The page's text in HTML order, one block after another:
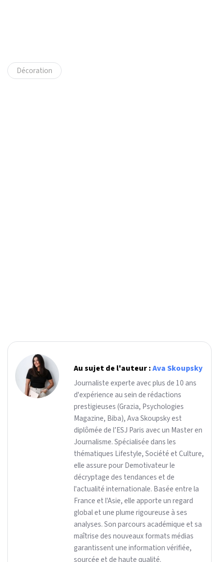
Décoration
Au sujet de l'auteur :Ava Skoupsky
Journaliste experte avec plus de 10 ans
d'expérience au sein de rédactions
prestigieuses (Grazia, Psychologies
Magazine, Biba), Ava Skoupsky est
diplômée de l’ESJ Paris avec un Master en
Journalisme. Spécialisée dans les
thématiques Lifestyle, Société et Culture,
elle assure pour Demotivateur le
décryptage des tendances et de
l'actualité internationale. Basée entre la
France et l'Asie, elle apporte un regard
global et une plume rigoureuse à ses
analyses. Son parcours académique et sa
maîtrise des nouveaux formats médias
garantissent une information vérifiée,
sourcée et de haute qualité.